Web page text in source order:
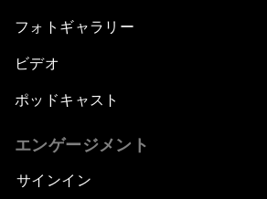
Shaping Globalization 4.0
Automated Markets
Managing a Global Garbage Crisis
フォトギャラリー
ビデオ
ポッドキャスト
エンゲージメント
サインイン